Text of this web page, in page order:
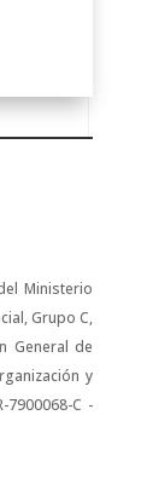
Ministerio
Grupo C,
General de
y
C -